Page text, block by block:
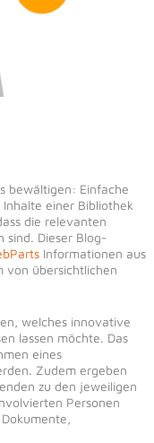
bewältigen: Einfache
einer Bibliothek
die relevanten
sind. Dieser Blog-
Informationen aus
von übersichtlichen
welches innovative
lassen möchte. Das
eines
Zudem ergeben
zu den jeweiligen
Personen